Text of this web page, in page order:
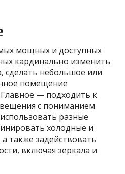
мощных и доступных
кардинально изменить
сделать небольшое или
помещение
Главное — подходить к
с пониманием
разные
холодные и
также задействовать
включая зеркала и